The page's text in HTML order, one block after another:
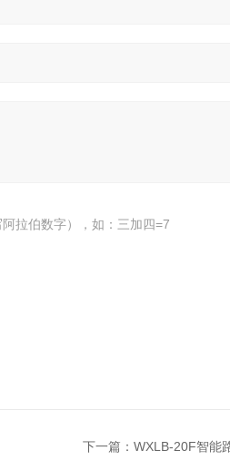
拉伯数字），如：三加四=7
下一篇： WXLB-20F智能